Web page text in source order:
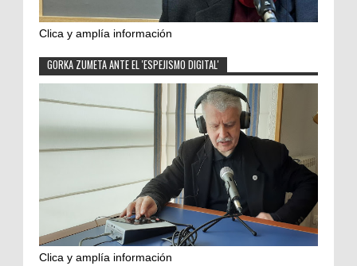
Clica y amplía información
GORKA ZUMETA ANTE EL 'ESPEJISMO DIGITAL'
Clica y amplía información